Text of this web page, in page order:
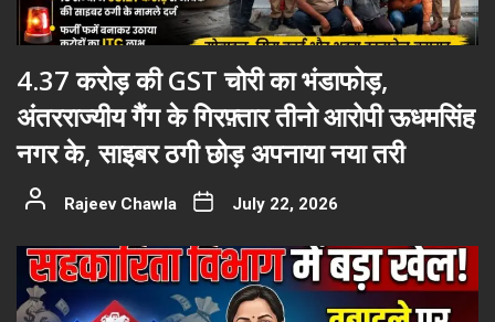
4.37 करोड़ की GST चोरी का भंडाफोड़,
अंतरराज्यीय गैंग के गिरफ़्तार तीनो आरोपी ऊधमसिंह
नगर के, साइबर ठगी छोड़ अपनाया नया तरी
Rajeev Chawla July 22, 2026